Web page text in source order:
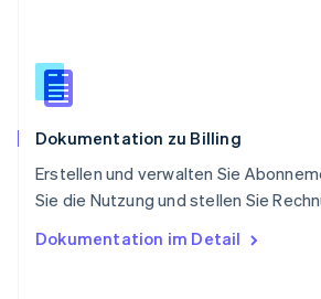
Dokumentation zu Billing
Erstellen und verwalten Sie
Sie die Nutzung und stellen Sie
Dokumentation im Detail
English
Spanien
Thailand
Tschechische Republik
English
English